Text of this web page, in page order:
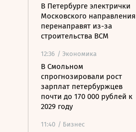
В Петербурге электрички
Московского направления
перенаправят из-за
строительства ВСМ
12:36 / Экономика
В Смольном
спрогнозировали рост
зарплат петербуржцев
почти до 170 000 рублей к
2029 году
11:40 / Бизнес